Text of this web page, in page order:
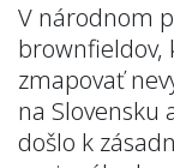
V národnom
brownfieldov,
zmapovať
na Slovensku
došlo k